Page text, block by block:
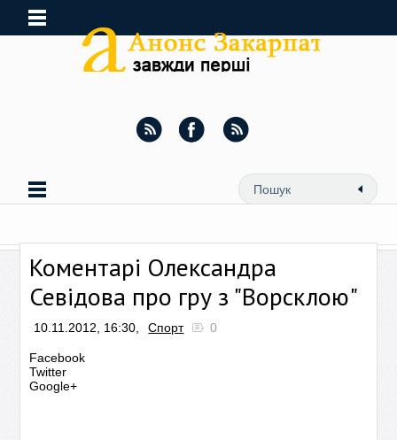
Коментарі Олександра
Севідова про гру з "Ворсклою"
10.11.2012, 16:30, Спорт 0
Facebook
Twitter
Google+